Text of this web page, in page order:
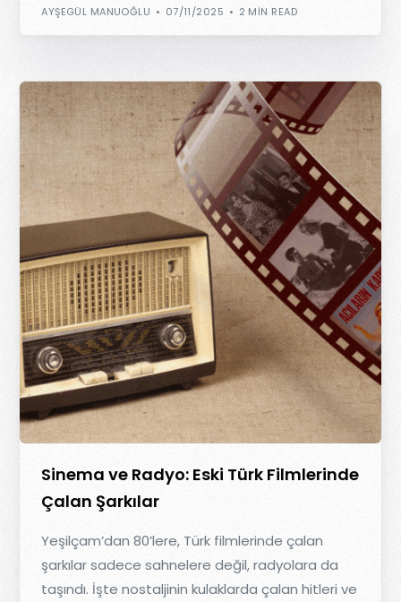
AYŞEGÜL MANUOĞLU 07/11/2025 2 MIN READ
Sinema ve Radyo: Eski Türk Filmlerinde
Çalan Şarkılar
Yeşilçam’dan 80’lere, Türk filmlerinde çalan
şarkılar sadece sahnelere değil, radyolara da
taşındı. İşte nostaljinin kulaklarda çalan hitleri ve